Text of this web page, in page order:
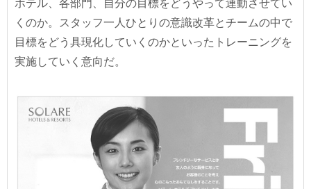
ホテル、各部門、自分の目標をどうやって連動させてい
くのか。スタッフ一人ひとりの意識改革とチームの中で
目標をどう具現化していくのかといったトレーニングを
実施していく意向だ。